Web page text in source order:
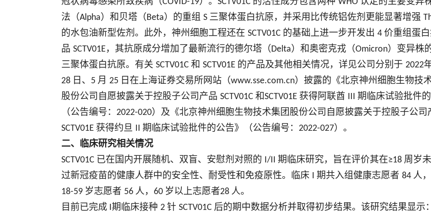
法（Alpha）和贝塔（Beta）的重组 S 三聚体蛋白抗原，并采用比传统铝佐剂更能显著增强
的水包油新型佐剂。此外，神州细胞工程还在 SCTV01C 的基础上进一步开发出 4 价重组蛋
品 SCTV01E ，其抗原成分增加了最新流行的德尔塔（Delta）和奥密克戎（Omicron）变异株
三聚体蛋白抗原。有关 SCTV01C 和 SCTV01E 的产品及其他相关情况，详见公司分别于 2022
28 日、 5 月 25 日在上海证券交易所网站（www.sse.com.cn）披露的《北京神州细胞生物技
股份公司自愿披露关于控股子公司产品 SCTV01C 和SCTV01E 获得阿联酋
期临床试验批件的
（公告编号： 2022-020）及《北京神州细胞生物技术集团股份公司自愿披露关于控股子公司
SCTV01E 获得约旦 期临床试验批件的公告》（公告编号： 2022-027）。
二、临床研究相关情况
SCTV01C 已在国内开展随机、双盲、安慰剂对照的 I/II 期临床研究，旨在评价其在≥18 周岁
过新冠疫苗的健康人群中的安全性、耐受性和免疫原性。临床
期共入组健康志愿者 84 人
18-59 岁志愿者 56 人， 60 岁以上志愿者28 人。
目前已完成 期临床接种 2 针 SCTV01C 后的期中数据分析并取得初步结果。该研究结果显示：